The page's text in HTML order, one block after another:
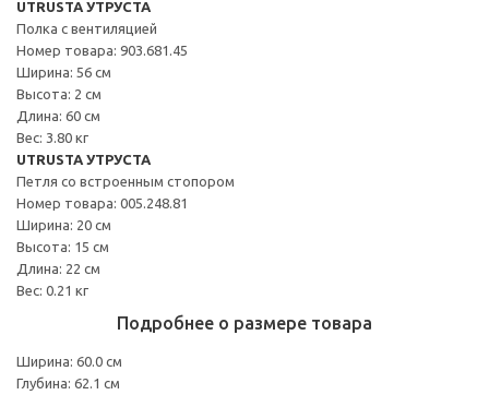
UTRUSTA УТРУСТА
Полка с вентиляцией
Номер товара: 903.681.45
Ширина: 56 см
Высота: 2 см
Длина: 60 см
Вес: 3.80 кг
UTRUSTA УТРУСТА
Петля со встроенным стопором
Номер товара: 005.248.81
Ширина: 20 см
Высота: 15 см
Длина: 22 см
Вес: 0.21 кг
Подробнее о размере товара
Ширина: 60.0 см
Глубина: 62.1 см